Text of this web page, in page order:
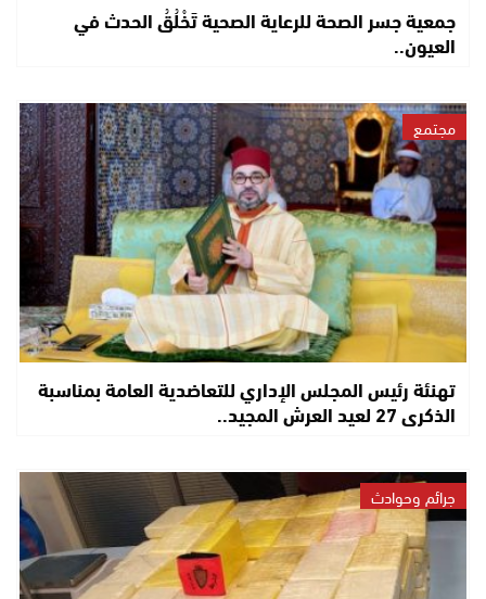
جمعية جسر الصحة للرعاية الصحية تَخْلُقُ الحدث في
العيون..
مجتمع
تهنئة رئيس المجلس الإداري للتعاضدية العامة بمناسبة
الذكرى 27 لعيد العرش المجيد..
جرائم وحوادث